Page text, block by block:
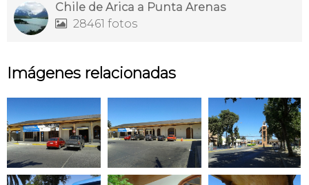
Chile de Arica a Punta Arenas
 28461 fotos
Imágenes relacionadas